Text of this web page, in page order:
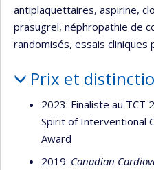
antiplaquettaires, aspirine,
prasugrel, néphropathie de
randomisés, essais cliniques
Prix et
2023: Finaliste au TCT
Spirit of Interventional
Award
2019: Canadian